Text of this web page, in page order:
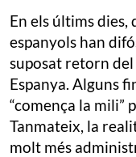
En els últims
espanyols han
suposat retorn
Espanya. Alguns
“comença la mili”
Tanmateix, la
molt més